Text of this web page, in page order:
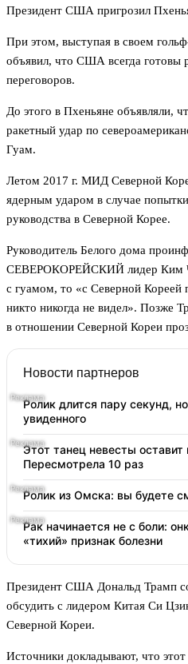
Президент США пригрозил
При этом, выступая в своем
объявил, что США всегда готовы
переговоров.
До этого в Пхеньяне объявляли,
ракетный удар по
Гуам.
Летом 2017 г. МИД Северной
ядерным ударом в случае
руководства в Северной Корее.
Руководитель Белого дома
СЕВЕРОКОРЕЙСКИЙ лидер Ким
с гуамом, то «с Северной Кореей
никто никогда не видел». Позже
в отношении Северной Кореи
Новости партнеров
Ролик длится пару секунд,
увиденного
Этот танец невесты оставит
Пересмотрела 10 раз
Ролик из Омска: вы будете
Рак начинается не с боли:
«тихий» признак болезни
Президент США Дональд Трамп
обсудить с лидером Китая Си
Северной Кореи.
Источники докладывают, что